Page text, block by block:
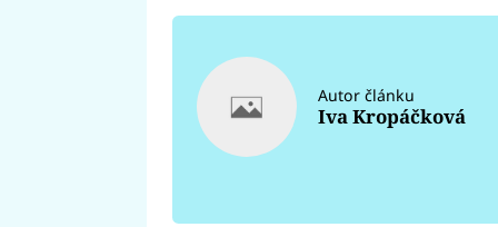
Autor článku
Iva Kropáčková